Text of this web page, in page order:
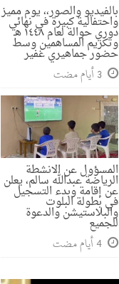
بالفيديو والصور،، يوم مميز
واحتفالية كبيرة في نهائي
دوري حوالة لعام ١٤٤٨ هـ
وتكريم المساهمين وسط
حضور جماهيري غفير
‏3 أيام مضت
المسؤول عن الانشطة
الرياضة عبدالله سالم، يعلن
عن إقامة وبدء التسجيل
في بطولة البلوت
والبلاستيشن والدعوة
للجميع
‏4 أيام مضت